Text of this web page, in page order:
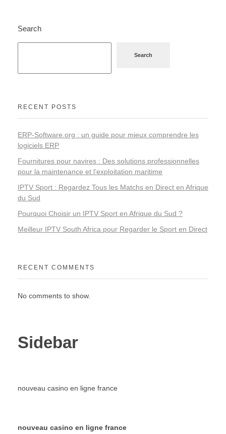
Search
Search
RECENT POSTS
ERP-Software.org : un guide pour mieux comprendre les
logiciels ERP
Fournitures pour navires : Des solutions professionnelles
pour la maintenance et l’exploitation maritime
IPTV Sport : Regardez Tous les Matchs en Direct en Afrique
du Sud
Pourquoi Choisir un IPTV Sport en Afrique du Sud ?
Meilleur IPTV South Africa pour Regarder le Sport en Direct
RECENT COMMENTS
No comments to show.
Sidebar
nouveau casino en ligne france
nouveau casino en ligne france